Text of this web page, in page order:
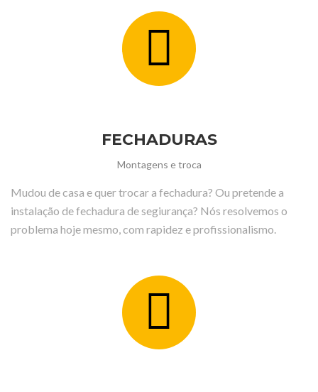
FECHADURAS
Montagens e troca
Mudou de casa e quer trocar a fechadura? Ou pretende a
instalação de fechadura de segiurança? Nós resolvemos o
problema hoje mesmo, com rapidez e profissionalismo.